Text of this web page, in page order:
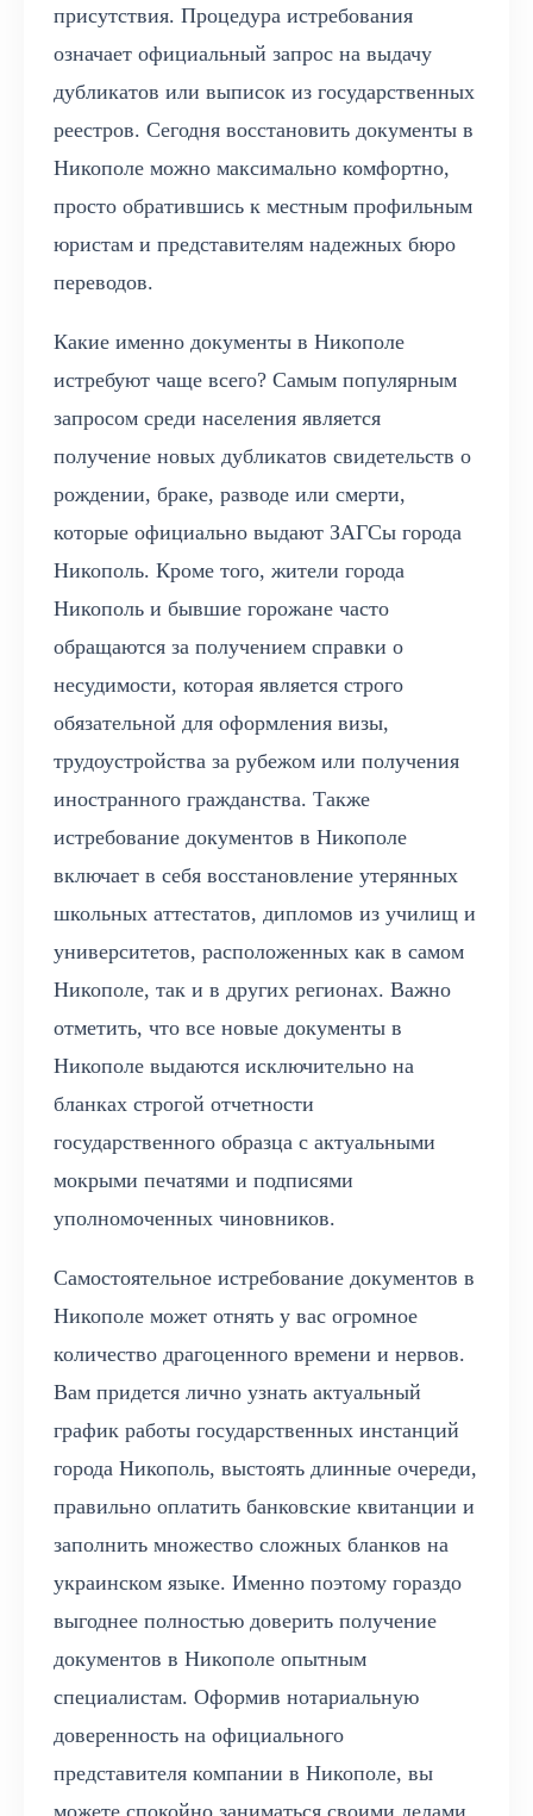
присутствия. Процедура истребования
означает официальный запрос на выдачу
дубликатов или выписок из государственных
реестров. Сегодня восстановить документы в
Никополе можно максимально комфортно,
просто обратившись к местным профильным
юристам и представителям надежных бюро
переводов.
Какие именно документы в Никополе
истребуют чаще всего? Самым популярным
запросом среди населения является
получение новых дубликатов свидетельств о
рождении, браке, разводе или смерти,
которые официально выдают ЗАГСы города
Никополь. Кроме того, жители города
Никополь и бывшие горожане часто
обращаются за получением справки о
несудимости, которая является строго
обязательной для оформления визы,
трудоустройства за рубежом или получения
иностранного гражданства. Также
истребование документов в Никополе
включает в себя восстановление утерянных
школьных аттестатов, дипломов из училищ и
университетов, расположенных как в самом
Никополе, так и в других регионах. Важно
отметить, что все новые документы в
Никополе выдаются исключительно на
бланках строгой отчетности
государственного образца с актуальными
мокрыми печатями и подписями
уполномоченных чиновников.
Самостоятельное истребование документов в
Никополе может отнять у вас огромное
количество драгоценного времени и нервов.
Вам придется лично узнать актуальный
график работы государственных инстанций
города Никополь, выстоять длинные очереди,
правильно оплатить банковские квитанции и
заполнить множество сложных бланков на
украинском языке. Именно поэтому гораздо
выгоднее полностью доверить получение
документов в Никополе опытным
специалистам. Оформив нотариальную
доверенность на официального
представителя компании в Никополе, вы